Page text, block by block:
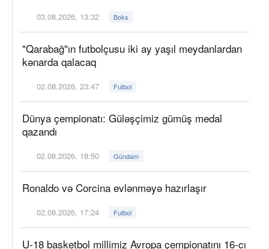
03.08.2026, 13:32 Boks
"Qarabağ"ın futbolçusu iki ay yaşıl meydanlardan
kənarda qalacaq
02.08.2026, 23:47 Futbol
Dünya çempionatı: Güləşçimiz gümüş medal
qazandı
02.08.2026, 18:50 Gündəm
Ronaldo və Corcina evlənməyə hazırlaşır
02.08.2026, 17:24 Futbol
U-18 basketbol millimiz Avropa çempionatını 16-cı